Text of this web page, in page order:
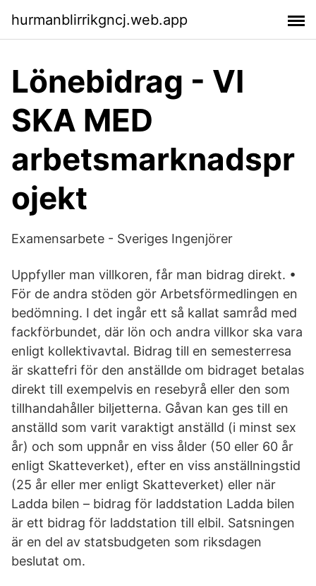
hurmanblirrikgncj.web.app
Lönebidrag - VI
SKA MED
arbetsmarknadspr
ojekt
Examensarbete - Sveriges Ingenjörer
Uppfyller man villkoren, får man bidrag direkt. •
För de andra stöden gör Arbetsförmedlingen en
bedömning. I det ingår ett så kallat samråd med
fackförbundet, där lön och andra villkor ska vara
enligt kollektivavtal. Bidrag till en semesterresa
är skattefri för den anställde om bidraget betalas
direkt till exempelvis en resebyrå eller den som
tillhandahåller biljetterna. Gåvan kan ges till en
anställd som varit varaktigt anställd (i minst sex
år) och som uppnår en viss ålder (50 eller 60 år
enligt Skatteverket), efter en viss anställningstid
(25 år eller mer enligt Skatteverket) eller när
Ladda bilen – bidrag för laddstation Ladda bilen
är ett bidrag för laddstation till elbil. Satsningen
är en del av statsbudgeten som riksdagen
beslutat om.